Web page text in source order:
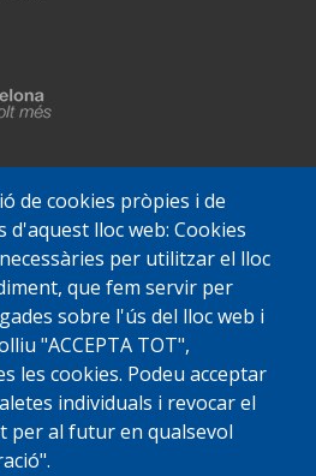
de cookies pròpies i de
d'aquest lloc web: Cookies
per utilitzar el lloc
que fem servir per
sobre l'ús del lloc web i
"ACCEPTA TOT",
les cookies. Podeu acceptar
individuals i revocar el
per al futur en qualsevol
Avis legal
Protecció de dades
Implementat perPerception